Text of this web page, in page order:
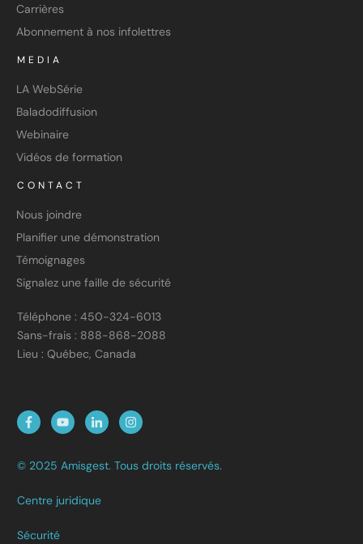
Carrières
Abonnement à nos infolettres
MEDIA
LA WebSérie
Baladodiffusion
Webinaire
Vidéos de formation
CONTACT
Nous joindre
Planifier une démonstration
Témoignages
Signalez une faille de sécurité
Téléphone : 450-324-6013
Sans-frais : 888-868-2088
Lieu : Québec, Canada
© 2025 Amisgest. Tous droits réservés.
Centre juridique
Sécurité